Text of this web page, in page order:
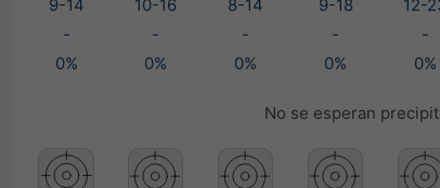
9-14 10-16 8-14 9-18 12-
- - - - -
0% 0% 0% 0% 0%
No se esperan